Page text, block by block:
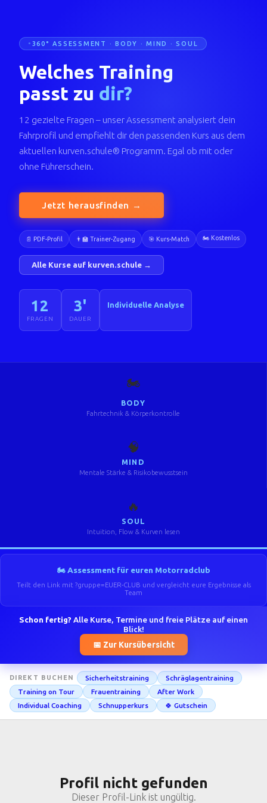
360° ASSESSMENT · BODY · MIND · SOUL
Welches Training
passt zu dir?
12 gezielte Fragen – unser Assessment analysiert dein
Fahrprofil und empfiehlt dir den passenden Kurs aus dem
aktuellen kurven.schule® Programm. Egal ob mit oder
ohne Führerschein.
Jetzt herausfinden →
📄 PDF-Profil 👨‍🏫 Trainer-Zugang 🎯 Kurs-Match 🏍️ Kostenlos
Alle Kurse auf kurven.schule →
12
FRAGEN
3'
DAUER
Individuelle Analyse
🏍️
BODY
Fahrtechnik & Körperkontrolle
🧠
MIND
Mentale Stärke & Risikobewusstsein
🔥
SOUL
Intuition, Flow & Kurven lesen
🏍️ Assessment für euren Motorradclub
Teilt den Link mit ?gruppe=EUER-CLUB und vergleicht eure Ergebnisse als
Team
Schon fertig? Alle Kurse, Termine und freie Plätze auf einen
Blick!
📅 Zur Kursübersicht
DIREKT BUCHEN Sicherheitstraining
Schräglagentraining
Training on Tour
Frauentraining
After Work
Individual Coaching
Schnupperkurs 🍀 Gutschein
Profil nicht gefunden
Dieser Profil-Link ist ungültig.